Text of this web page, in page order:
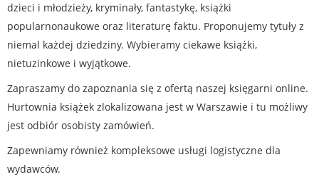
dzieci i młodzieży, kryminały, fantastykę, książki
popularnonaukowe oraz literaturę faktu. Proponujemy tytuły z
niemal każdej dziedziny. Wybieramy ciekawe książki,
nietuzinkowe i wyjątkowe.
Zapraszamy do zapoznania się z ofertą naszej księgarni online.
Hurtownia książek zlokalizowana jest w Warszawie i tu możliwy
jest odbiór osobisty zamówień.
Zapewniamy również kompleksowe usługi logistyczne dla
wydawców.